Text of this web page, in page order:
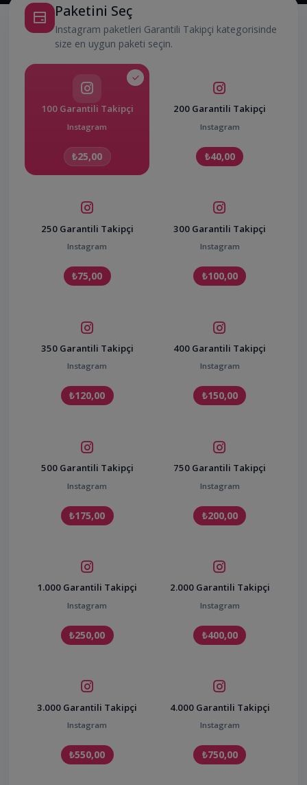
Paketini Seç
Instagram paketleri Garantili Takipçi kategorisinde
size en uygun paketi seçin.
100 Garantili Takipçi
Instagram
₺25,00
200 Garantili Takipçi
Instagram
₺40,00
250 Garantili Takipçi
Instagram
₺75,00
300 Garantili Takipçi
Instagram
₺100,00
350 Garantili Takipçi
Instagram
₺120,00
400 Garantili Takipçi
Instagram
₺150,00
500 Garantili Takipçi
Instagram
₺175,00
750 Garantili Takipçi
Instagram
₺200,00
1.000 Garantili Takipçi
Instagram
₺250,00
2.000 Garantili Takipçi
Instagram
₺400,00
3.000 Garantili Takipçi
Instagram
₺550,00
4.000 Garantili Takipçi
Instagram
₺750,00